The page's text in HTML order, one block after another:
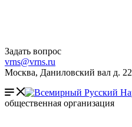
Задать вопрос
vrns@vrns.ru
Москва, Даниловский вал д. 22
общественная организация